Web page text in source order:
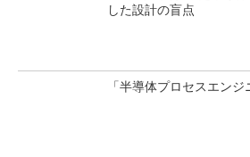
した設計の盲点
「半導体プロセスエン